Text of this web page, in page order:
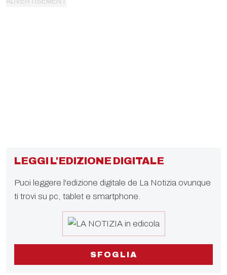
LEGGI L'EDIZIONE DIGITALE
Puoi leggere l'edizione digitale de La Notizia ovunque
ti trovi su pc, tablet e smartphone.
SFOGLIA